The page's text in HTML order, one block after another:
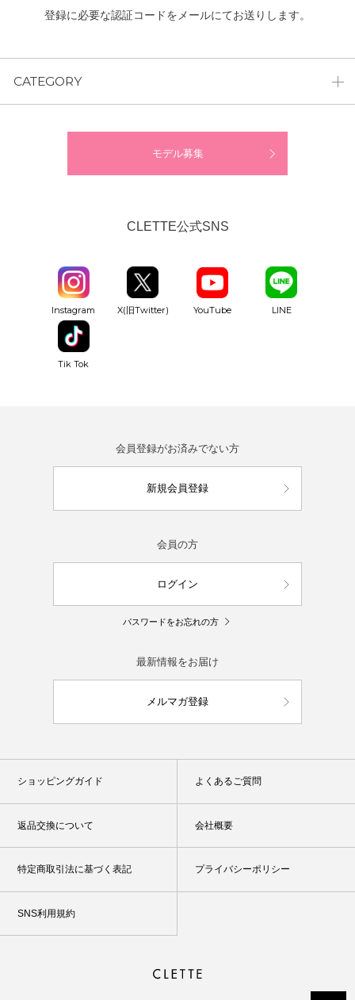
登録に必要な認証コードをメールにてお送りします。
CATEGORY
モデル募集
CLETTE公式SNS
Instagram X(旧Twitter) YouTube LINE
Tik Tok
会員登録がお済みでない方
新規会員登録
会員の方
ログイン
パスワードをお忘れの方
最新情報をお届け
メルマガ登録
ショッピングガイド よくあるご質問
返品交換について 会社概要
特定商取引法に基づく表記 プライバシーポリシー
SNS利用規約